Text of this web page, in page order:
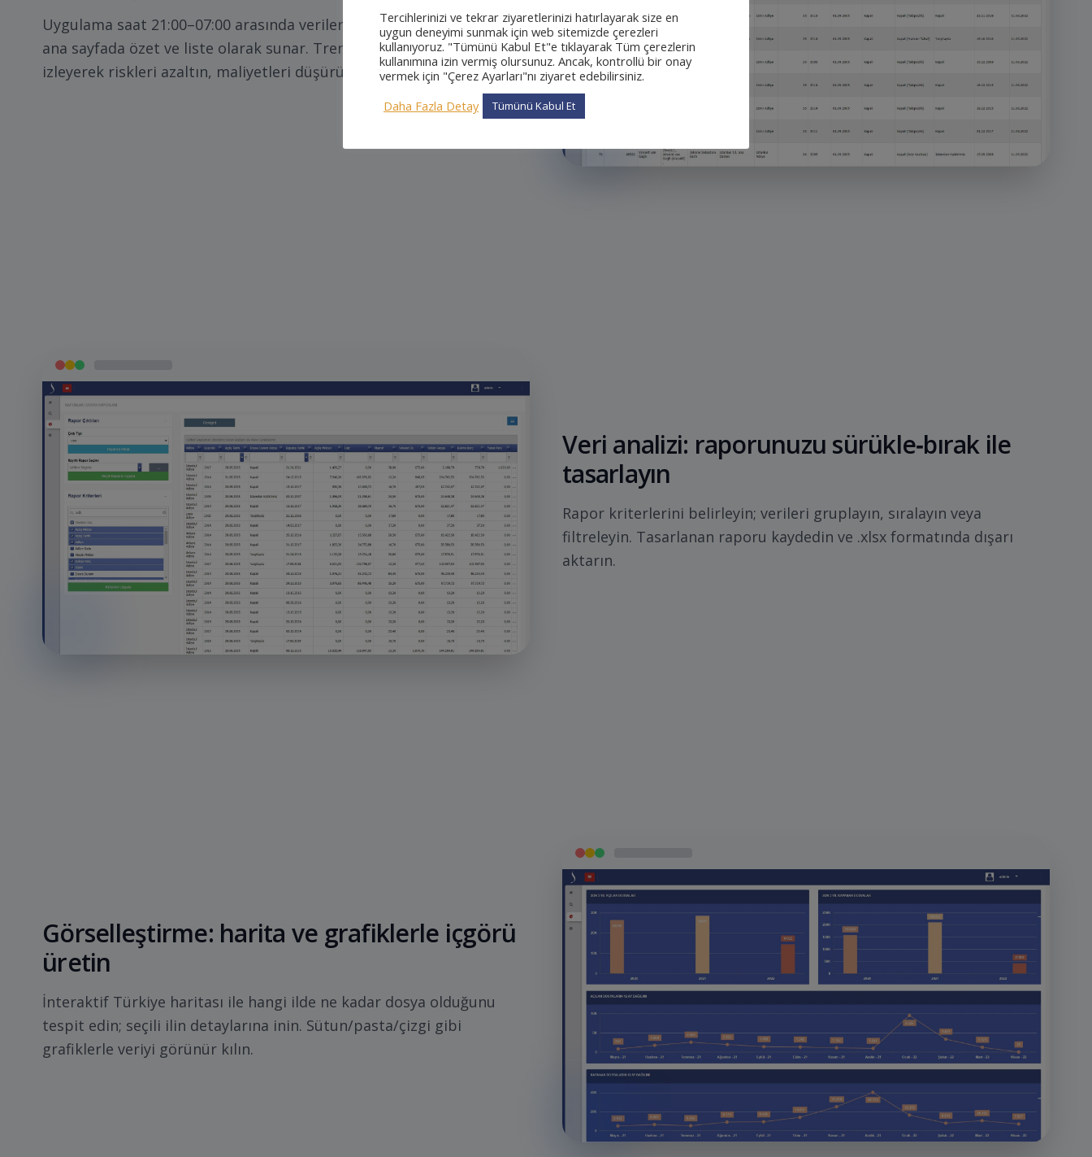
Uygulama saat 21:00–07:00 arasında verileri düzenli olarak toplar;
ana sayfada özet ve liste olarak sunar. Trend ve değişiklikleri
izleyerek riskleri azaltın, maliyetleri düşürün.
Veri analizi: raporunuzu sürükle‑bırak ile
tasarlayın
Rapor kriterlerini belirleyin; verileri gruplayın, sıralayın veya
filtreleyin. Tasarlanan raporu kaydedin ve .xlsx formatında dışarı
aktarın.
Görselleştirme: harita ve grafiklerle içgörü
üretin
İnteraktif Türkiye haritası ile hangi ilde ne kadar dosya olduğunu
tespit edin; seçili ilin detaylarına inin. Sütun/pasta/çizgi gibi
grafiklerle veriyi görünür kılın.
Tercihlerinizi ve tekrar ziyaretlerinizi hatırlayarak size en
uygun deneyimi sunmak için web sitemizde çerezleri
kullanıyoruz. "Tümünü Kabul Et"e tıklayarak Tüm çerezlerin
kullanımına izin vermiş olursunuz. Ancak, kontrollü bir onay
vermek için "Çerez Ayarları"nı ziyaret edebilirsiniz.
Daha Fazla Detay
Tümünü Kabul Et